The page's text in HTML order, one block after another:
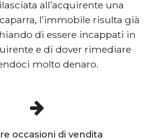
all’acquirente una
l’immobile risulta già
di essere incappati in
e di dover rimediare
molto denaro.
occasioni di vendita